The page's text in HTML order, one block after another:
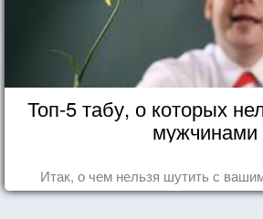
Топ-5 табу, о которых
мужчинами
Итак, о чем нельзя шутить с